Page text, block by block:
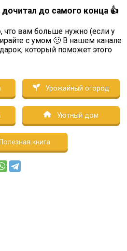
дочитал до самого конца 👍
что вам больше нужно (если у
с умом 🙂 В нашем канале
который поможет этого
Урожайный огород
Уютный дом
Полезная книга